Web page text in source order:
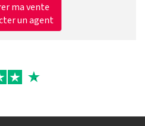
ma vente
un agent